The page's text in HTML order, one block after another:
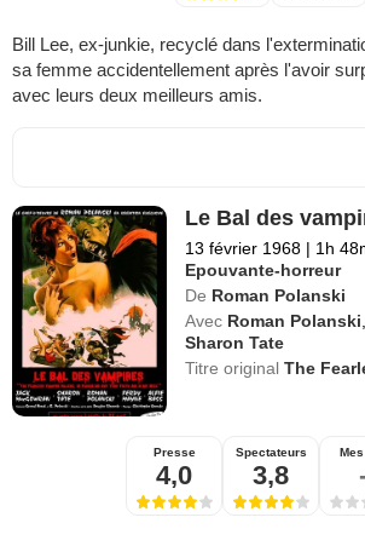
Bill Lee, ex-junkie, recyclé dans
sa femme accidentellement après l'avoir
avec leurs deux meilleurs amis.
Le Bal des
13 février 1968 | 1h
Epouvante-horreur
De Roman Polanski
Avec Roman Polanski
Sharon Tate
Titre originalThe
Presse
4,0
Spectateurs
3,8